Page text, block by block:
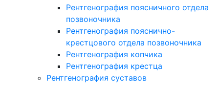
Рентгенография поясничного отдела
позвоночника
Рентгенография пояснично-
крестцового отдела позвоночника
Рентгенография копчика
Рентгенография крестца
Рентгенография суставов